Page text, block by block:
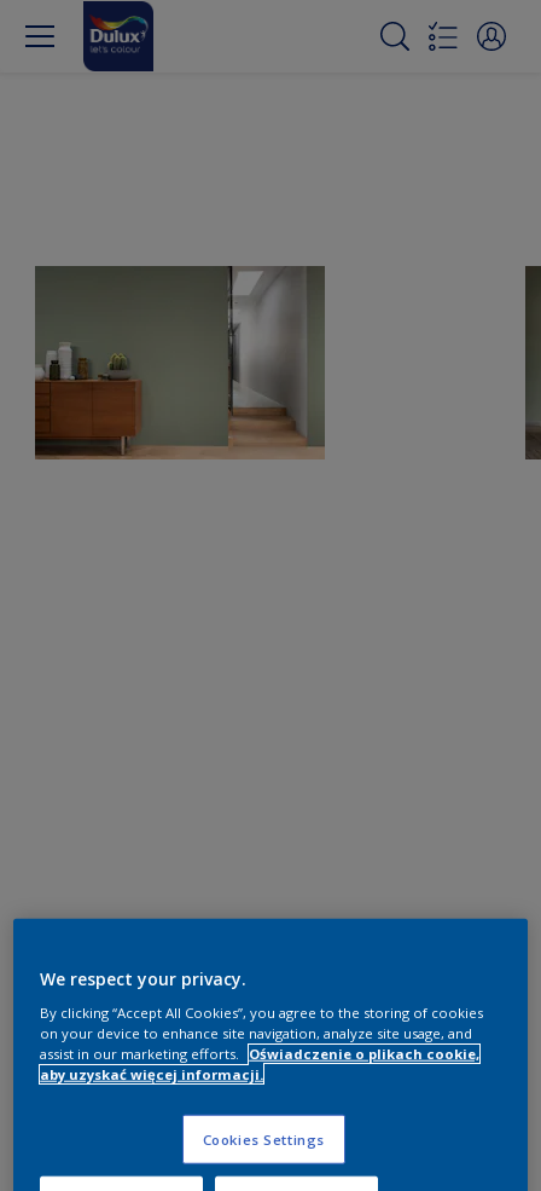
We respect your privacy.
By clicking “Accept All Cookies”, you agree to the storing of cookies
on your device to enhance site navigation, analyze site usage, and
assist in our marketing efforts.
Oświadczenie o plikach cookie,
aby uzyskać więcej informacji.
Cookies Settings